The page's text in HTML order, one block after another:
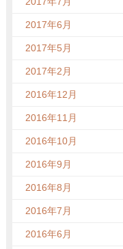
2017年6月
2017年5月
2017年2月
2016年12月
2016年11月
2016年10月
2016年9月
2016年8月
2016年7月
2016年6月